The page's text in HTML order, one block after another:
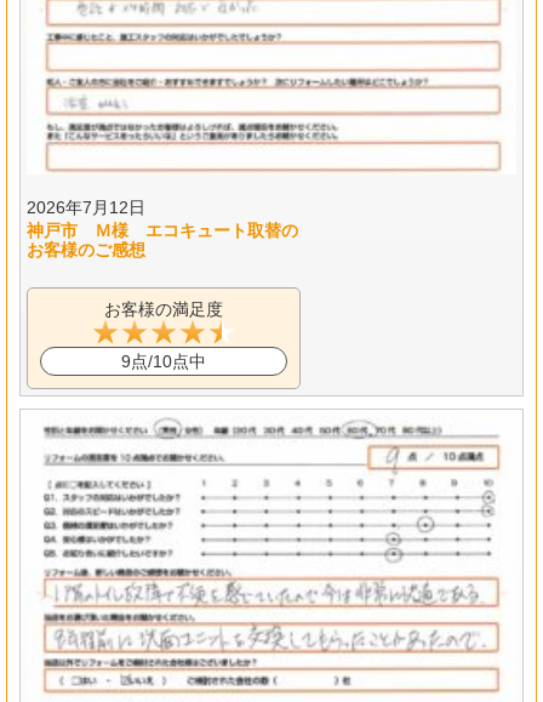
2026年7月12日
神戸市 Ｍ様 エコキュート取替の
お客様のご感想
お客様の満足度
9点/10点中